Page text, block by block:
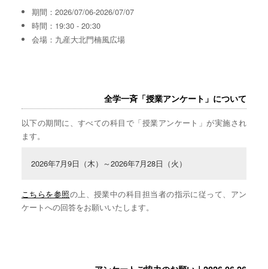
期間：2026/07/06-2026/07/07
時間：19:30 - 20:30
会場：九産大北門楠風広場
全学一斉「授業アンケート」について
以下の期間に、すべての科目で「授業アンケート」が実施され
ます。
2026年7月9日（木）～2026年7月28日（火）
こちらを参照の上、授業中の科目担当者の指示に従って、アン
ケートへの回答をお願いいたします。